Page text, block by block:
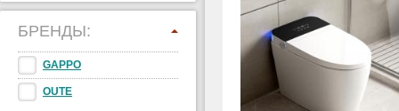
БРЕНДЫ:
GAPPO
OUTE